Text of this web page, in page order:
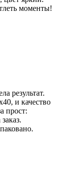
моменты!
результат.
и качество
прост: